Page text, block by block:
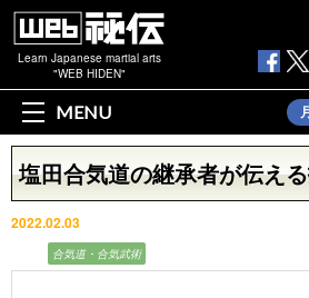
Learn Japanese martial arts
"WEB HIDEN"
MENU
塩田合気道の継承者が伝え
2022.02.03
合気道・合気武術